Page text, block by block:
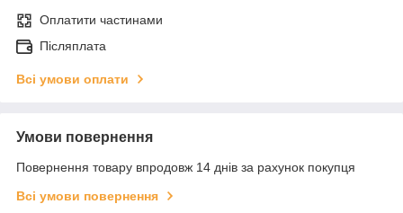
Оплатити частинами
Післяплата
Всі умови оплати
Умови повернення
Повернення товару впродовж 14 днів за рахунок покупця
Всі умови повернення